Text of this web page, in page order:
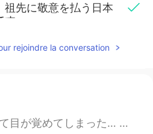
祖先に敬意を払う日本
。
アメリカで永住し生き
ることはできなかっ
rejoindre la conversation
リンダウとフリードリヒスハーフェンという町に行きました。ボートも借りました。電車に乗った時に日本人の友達...